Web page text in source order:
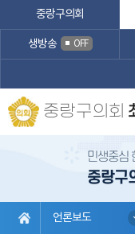
본문바로가기
중랑구의회
생방송 OFF
중랑구의회
민생중심
중랑구
언론보도